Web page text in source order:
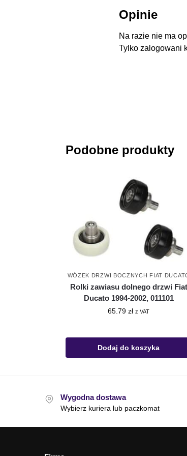
Opinie
Na razie nie ma
Tylko zalogowani
Podobne produkty
WÓZEK DRZWI BOCZNYCH FIAT
Rolki zawiasu dolnego drzwi Fiat
Ducato 1994-2002, 011101
65.79zł z VAT
Dodaj do koszyka
Wygodna dostawa
Wybierz kuriera lub paczkomat